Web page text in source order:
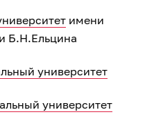
имени
Б.Н.Ельцина
университет
университет